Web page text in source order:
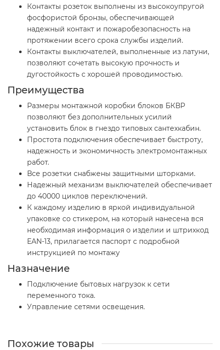
Контакты розеток выполнены из высокоупругой
фосфористой бронзы, обеспечивающей
надежный контакт и пожаробезопасность на
протяжении всего срока службы изделий.
Контакты выключателей, выполненные из латуни,
позволяют сочетать высокую прочность и
дугостойкость с хорошей проводимостью.
Преимущества
Размеры монтажной коробки блоков БКВР
позволяют без дополнительных усилий
установить блок в гнездо типовых сантехкабин.
Простота подключения обеспечивает быстроту,
надежность и экономичность электромонтажных
работ.
Все розетки снабжены защитными шторками.
Надежный механизм выключателей обеспечивает
до 40000 циклов переключений.
К каждому изделию в яркой индивидуальной
упаковке со стикером, на который нанесена вся
необходимая информация о изделии и штрихкод
EAN-13, прилагается паспорт с подробной
инструкцией по монтажу
Назначение
Подключение бытовых нагрузок к сети
переменного тока.
Управление сетями освещения.
Похожие товары